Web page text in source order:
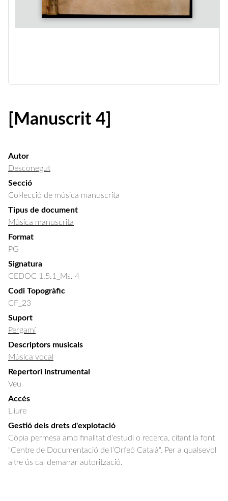
[Manuscrit 4]
Autor
Desconegut
Secció
Col·lecció de música manuscrita
Tipus de document
Música manuscrita
Format
PG
Signatura
CEDOC 1.5.1_Ms. 4
Codi Topogràfic
CF_23
Suport
Pergamí
Descriptors musicals
Música vocal
Repertori instrumental
Veu
Accés
Lliure
Gestió dels drets d'explotació
Còpia permesa amb finalitat d'estudi o recerca, citant la font
"Centre de Documentació de l’Orfeó Català". Per a qualsevol
altre ús cal demanar autorització.